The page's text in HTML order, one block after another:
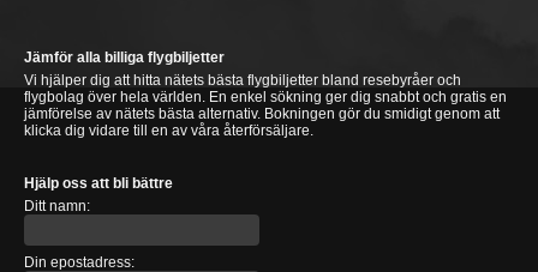
Jämför alla billiga flygbiljetter
Vi hjälper dig att hitta nätets bästa flygbiljetter bland resebyråer och
flygbolag över hela världen. En enkel sökning ger dig snabbt och gratis en
jämförelse av nätets bästa alternativ. Bokningen gör du smidigt genom att
klicka dig vidare till en av våra återförsäljare.
Hjälp oss att bli bättre
Ditt namn:
Din epostadress: